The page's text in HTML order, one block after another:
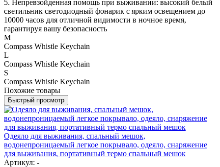
5. Непревзойденная помощь при выживании: высокий белый
светильник светодиодный фонарик с ярким освещением до
10000 часов для отличной видимости в ночное время,
гарантируя вашу безопасность
M
Compass Whistle Keychain
L
Compass Whistle Keychain
S
Compass Whistle Keychain
Похожие товары
Быстрый просмотр
Одеяло для выживания, спальный мешок,
водонепроницаемый легкое покрывало, одеяло, снаряжение
для выживания, портативный термо спальный мешок
Артикул: -